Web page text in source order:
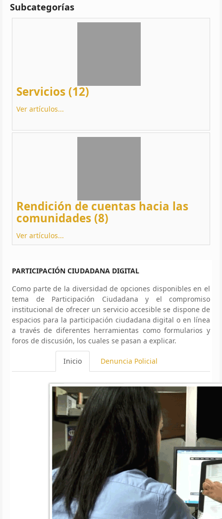
Subcategorías
Servicios (12)
Ver artículos...
Rendición de cuentas hacia las
comunidades (8)
Ver artículos...
PARTICIPACIÓN CIUDADANA DIGITAL
Como parte de la diversidad de opciones disponibles en el
tema de Participación Ciudadana y el compromiso
institucional de ofrecer un servicio accesible se dispone de
espacios para la participación ciudadana digital o en línea
a través de diferentes herramientas como formularios y
foros de discusión, los cuales se pasan a explicar.
Inicio Denuncia Policial